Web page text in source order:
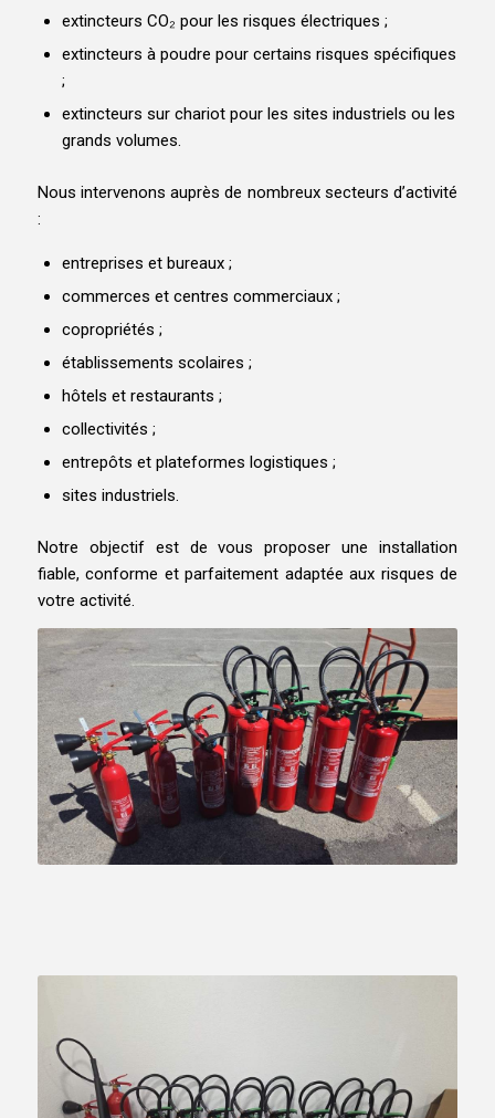
extincteurs CO₂ pour les risques électriques ;
extincteurs à poudre pour certains risques spécifiques
;
extincteurs sur chariot pour les sites industriels ou les
grands volumes.
Nous intervenons auprès de nombreux secteurs d’activité
:
entreprises et bureaux ;
commerces et centres commerciaux ;
copropriétés ;
établissements scolaires ;
hôtels et restaurants ;
collectivités ;
entrepôts et plateformes logistiques ;
sites industriels.
Notre objectif est de vous proposer une installation
fiable, conforme et parfaitement adaptée aux risques de
votre activité.